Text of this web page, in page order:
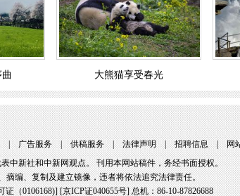
大熊猫享受春光
| 广告服务 | 供稿服务 | 法律声明 | 招聘信息 | 网
中新社和中新网观点。 刊用本网站稿件，务经书面授权。
摘编、复制及建立镜像，违者将依法追究法律责任。
证（0106168)] [京ICP证040655号] 总机：86-10-87826688